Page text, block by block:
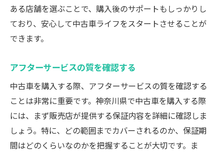
ある店舗を選ぶことで、購入後のサポートもしっかりし
ており、安心して中古車ライフをスタートさせることが
できます。
アフターサービスの質を確認する
中古車を購入する際、アフターサービスの質を確認する
ことは非常に重要です。神奈川県で中古車を購入する際
には、まず販売店が提供する保証内容を詳細に確認しま
しょう。特に、どの範囲までカバーされるのか、保証期
間はどのくらいなのかを把握することが大切です。ま